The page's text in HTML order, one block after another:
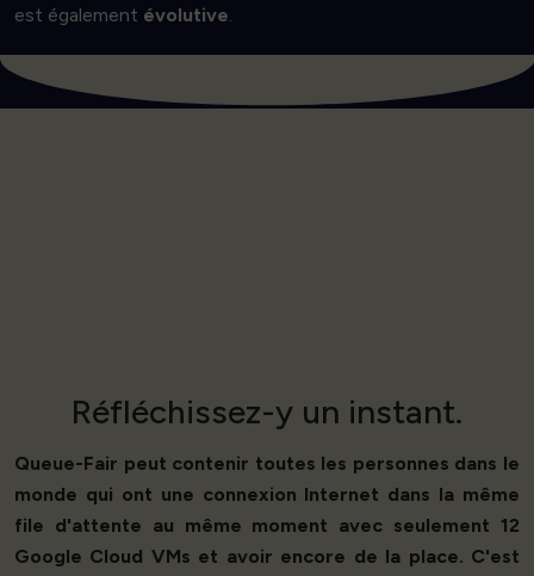
est également évolutive.
Réfléchissez-y un instant.
Queue-Fair peut contenir toutes les personnes dans le
monde qui ont une connexion Internet dans la même
file d'attente au même moment avec seulement 12
Google Cloud VMs et avoir encore de la place. C'est